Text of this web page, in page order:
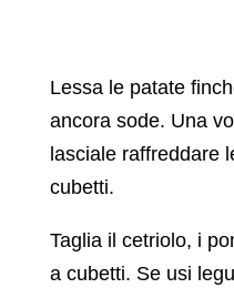
Lessa le patate
ancora sode. Una
lasciale raffreddare
cubetti.
Taglia il cetriolo, i
a cubetti. Se usi